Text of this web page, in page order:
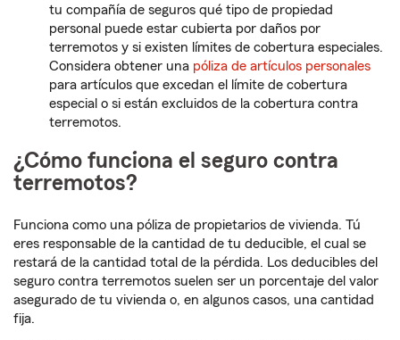
tu compañía de seguros qué tipo de propiedad
personal puede estar cubierta por daños por
terremotos y si existen límites de cobertura especiales.
Considera obtener una póliza de artículos personales
para artículos que excedan el límite de cobertura
especial o si están excluidos de la cobertura contra
terremotos.
¿Cómo funciona el seguro contra
terremotos?
Funciona como una póliza de propietarios de vivienda. Tú
eres responsable de la cantidad de tu deducible, el cual se
restará de la cantidad total de la pérdida. Los deducibles del
seguro contra terremotos suelen ser un porcentaje del valor
asegurado de tu vivienda o, en algunos casos, una cantidad
fija.